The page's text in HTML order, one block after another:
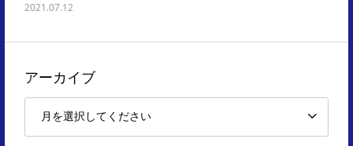
2021.07.12
アーカイブ